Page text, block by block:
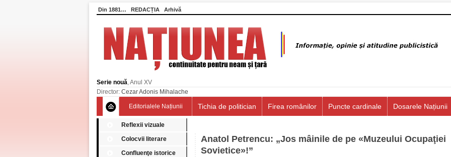
Din 1881… REDACȚIA Arhivă
Serie nouă, Anul XV
Director: Cezar Adonis Mihalache
Editorialele Națiunii Tichia de politician Firea românilor Puncte cardinale Dosarele Națiunii
Reflexii vizuale
Colocvii literare
Confluenţe istorice
Anatol Petrencu: „Jos mâinile de pe «Muzeului Ocupaţiei
Sovietice»!”